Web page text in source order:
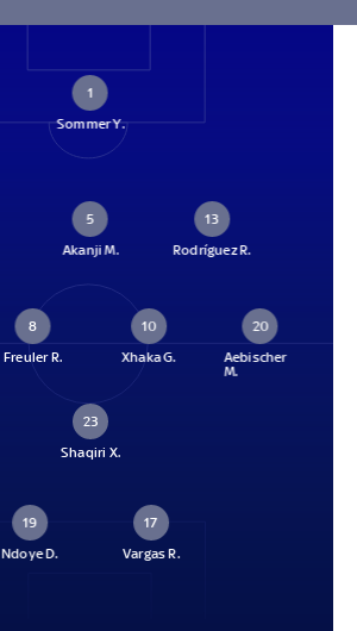
1
Sommer Y.
5
Akanji M.
13
Rodríguez R.
8
Freuler R.
10
Xhaka G.
20
Aebischer
M.
23
Shaqiri X.
19
Ndoye D.
17
Vargas R.